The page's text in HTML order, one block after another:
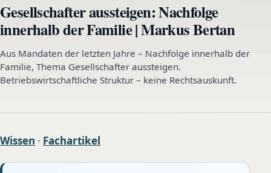
Gesellschafter aussteigen: Nachfolge
innerhalb der Familie | Markus Bertan
Aus Mandaten der letzten Jahre – Nachfolge innerhalb der
Familie, Thema Gesellschafter aussteigen.
Betriebswirtschaftliche Struktur – keine Rechtsauskunft.
Wissen · Fachartikel